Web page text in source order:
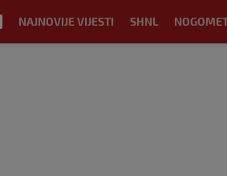
NAJNOVIJE VIJESTI SHNL